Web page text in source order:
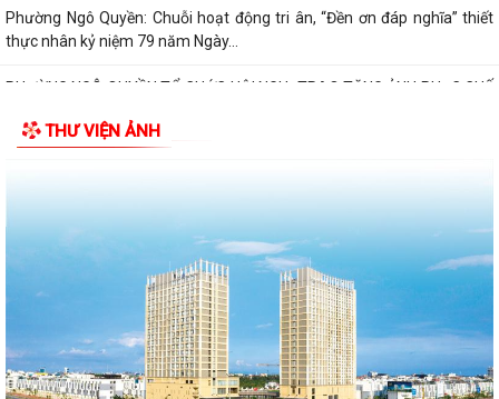
Phường Ngô Quyền: Chuỗi hoạt động tri ân, “Đền ơn đáp nghĩa” thiết
thực nhân kỷ niệm 79 năm Ngày...
PHƯỜNG NGÔ QUYỀN TỔ CHỨC HỘI NGHỊ TRAO TẶNG ẢNH PHỤC CHẾ
PHƯỜNG NGÔ QUYỀN THĂM HỎI, TẶNG QUÀ GIA ĐÌNH CHÍNH SÁCH,
NGƯỜI CÓ CÔNG NHÂN DỊP 27/7
PHƯỜNG NGÔ QUYỀN VIẾNG NGHĨA TRANG LIỆT SĨ NHÂN KỶ NIỆM 79
NĂM NGÀY THƯƠNG BINH LIỆT SĨ 27/7
UBND PHƯỜNG NGÔ QUYỀN THÔNG BÁO THỜI GIAN TỔ CHỨC HỘI
NGHỊ ĐỐI THOẠI DOANH NGHIỆP, HỘ KINH DOANH,...
THƯ VIỆN ẢNH